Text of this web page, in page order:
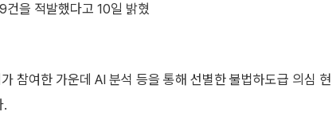
을 적발했다고 10일 밝혔
참여한 가운데 AI 분석 등을 통해 선별한 불법하도급 의심 현
.